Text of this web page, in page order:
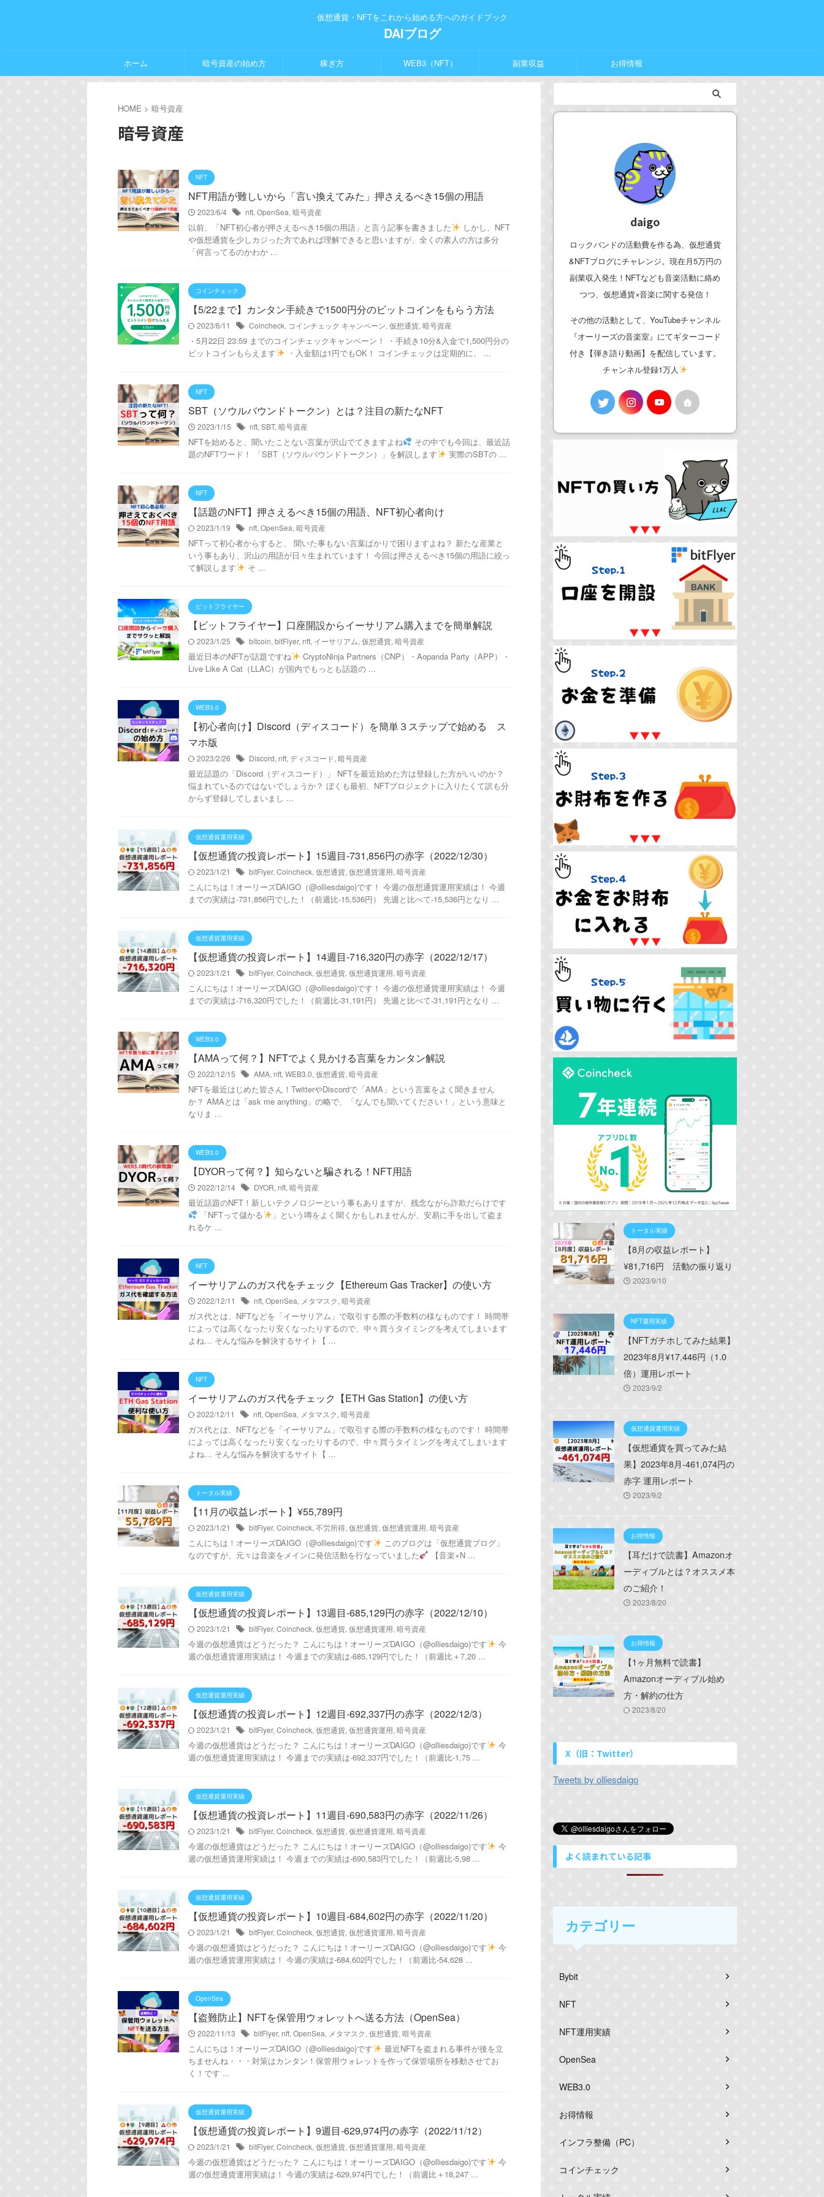
仮想通貨・NFTをこれから始める方へのガイドブック
DAIブログ
ホーム 暗号資産の始め方 稼ぎ方 WEB3（NFT） 副業収益 お得情報
HOME > 暗号資産
暗号資産
NFT
NFT用語が難しいから「言い換えてみた」押さえるべき15個の用語
2023/6/4 nft, OpenSea, 暗号資産
以前、「NFT初心者が押さえるべき15個の用語」と言う記事を書きました
しかし、NFT
や仮想通貨を少しカジった方であれば理解できると思いますが、全くの素人の方は多分
「何言ってるのかわか ...
コインチェック
【5/22まで】カンタン手続きで1500円分のビットコインをもらう方法
2023/6/11 Coincheck, コインチェック キャンペーン, 仮想通貨, 暗号資産
・5月22日 23:59 までのコインチェックキャンペーン！ ・手続き10分&入金で1,500円分の
ビットコインもらえます
・入金額は1円でもOK！ コインチェックは定期的に、 ...
NFT
SBT（ソウルバウンドトークン）とは？注目の新たなNFT
2023/1/15 nft, SBT, 暗号資産
NFTを始めると、聞いたことない言葉が沢山でてきますよね
その中でも今回は、最近話
題のNFTワード！ 「SBT（ソウルバウンドトークン）」を解説します
実際のSBTの ...
NFT
【話題のNFT】押さえるべき15個の用語、NFT初心者向け
2023/1/19 nft, OpenSea, 暗号資産
NFTって初心者からすると、 聞いた事もない言葉ばかりで困りますよね？ 新たな産業と
いう事もあり、沢山の用語が日々生まれています！ 今回は押さえるべき15個の用語に絞っ
て解説します
そ ...
ビットフライヤー
【ビットフライヤー】口座開設からイーサリアム購入までを簡単解説
2023/1/25 bitcoin, bitFlyer, nft, イーサリアム, 仮想通貨, 暗号資産
最近日本のNFTが話題ですね
CryptoNinja Partners（CNP）・Aopanda Party（APP）・
Live Like A Cat（LLAC）が国内でもっとも話題の ...
WEB3.0
【初心者向け】Discord（ディスコード）を簡単３ステップで始める ス
マホ版
2023/2/26 Discord, nft, ディスコード, 暗号資産
最近話題の「Discord（ディスコード）」 NFTを最近始めた方は登録した方がいいのか？
悩まれているのではないでしょうか？ ぼくも最初、NFTプロジェクトに入りたくて訳も分
からず登録してしまいまし ...
仮想通貨運用実績
【仮想通貨の投資レポート】15週目-731,856円の赤字（2022/12/30）
2023/1/21 bitFlyer, Coincheck, 仮想通貨, 仮想通貨運用, 暗号資産
こんにちは！オーリーズDAIGO（@olliesdaigo)です！ 今週の仮想通貨運用実績は！ 今週
までの実績は-731,856円でした！（前週比-15,536円） 先週と比べて-15,536円となり ...
仮想通貨運用実績
【仮想通貨の投資レポート】14週目-716,320円の赤字（2022/12/17）
2023/1/21 bitFlyer, Coincheck, 仮想通貨, 仮想通貨運用, 暗号資産
こんにちは！オーリーズDAIGO（@olliesdaigo)です！ 今週の仮想通貨運用実績は！ 今週
までの実績は-716,320円でした！（前週比-31,191円） 先週と比べて-31,191円となり ...
WEB3.0
【AMAって何？】NFTでよく見かける言葉をカンタン解説
2022/12/15 AMA, nft, WEB3.0, 仮想通貨, 暗号資産
NFTを最近はじめた皆さん！TwitterやDiscordで「AMA」という言葉をよく聞きません
か？ AMAとは「ask me anything」の略で、「なんでも聞いてください！」という意味と
なりま ...
WEB3.0
【DYORって何？】知らないと騙される！NFT用語
2022/12/14 DYOR, nft, 暗号資産
最近話題のNFT！新しいテクノロジーという事もありますが、残念ながら詐欺だらけです
「NFTって儲かる
」という噂をよく聞くかもしれませんが、安易に手を出して盗ま
れるケ ...
NFT
イーサリアムのガス代をチェック【Ethereum Gas Tracker】の使い方
2022/12/11 nft, OpenSea, メタマスク, 暗号資産
ガス代とは、NFTなどを「イーサリアム」で取引する際の手数料の様なものです！ 時間帯
によっては高くなったり安くなったりするので、中々買うタイミングを考えてしまいます
よね… そんな悩みを解決するサイト【 ...
NFT
イーサリアムのガス代をチェック【ETH Gas Station】の使い方
2022/12/11 nft, OpenSea, メタマスク, 暗号資産
ガス代とは、NFTなどを「イーサリアム」で取引する際の手数料の様なものです！ 時間帯
によっては高くなったり安くなったりするので、中々買うタイミングを考えてしまいます
よね… そんな悩みを解決するサイト【 ...
トータル実績
【11月の収益レポート】¥55,789円
2023/1/21 bitFlyer, Coincheck, 不労所得, 仮想通貨, 仮想通貨運用, 暗号資産
こんにちは！オーリーズDAIGO（@olliesdaigo)です
このブログは「仮想通貨ブログ」
なのですが、元々は音楽をメインに発信活動を行なっていました
【音楽×N ...
仮想通貨運用実績
【仮想通貨の投資レポート】13週目-685,129円の赤字（2022/12/10）
2023/1/21 bitFlyer, Coincheck, 仮想通貨, 仮想通貨運用, 暗号資産
今週の仮想通貨はどうだった？ こんにちは！オーリーズDAIGO（@olliesdaigo)です
今
週の仮想通貨運用実績は！ 今週までの実績は-685,129円でした！（前週比＋7,20 ...
仮想通貨運用実績
【仮想通貨の投資レポート】12週目-692,337円の赤字（2022/12/3）
2023/1/21 bitFlyer, Coincheck, 仮想通貨, 仮想通貨運用, 暗号資産
今週の仮想通貨はどうだった？ こんにちは！オーリーズDAIGO（@olliesdaigo)です
今
週の仮想通貨運用実績は！ 今週までの実績は-692,337円でした！（前週比-1,75 ...
仮想通貨運用実績
【仮想通貨の投資レポート】11週目-690,583円の赤字（2022/11/26）
2023/1/21 bitFlyer, Coincheck, 仮想通貨, 仮想通貨運用, 暗号資産
今週の仮想通貨はどうだった？ こんにちは！オーリーズDAIGO（@olliesdaigo)です
今
週の仮想通貨運用実績は！ 今週までの実績は-690,583円でした！（前週比-5,98 ...
仮想通貨運用実績
【仮想通貨の投資レポート】10週目-684,602円の赤字（2022/11/20）
2023/1/21 bitFlyer, Coincheck, 仮想通貨, 仮想通貨運用, 暗号資産
今週の仮想通貨はどうだった？ こんにちは！オーリーズDAIGO（@olliesdaigo)です
今
週の仮想通貨運用実績は！ 今週の実績は-684,602円でした！（前週比-54,628 ...
OpenSea
【盗難防止】NFTを保管用ウォレットへ送る方法（OpenSea）
2022/11/13 bitFlyer, nft, OpenSea, メタマスク, 仮想通貨, 暗号資産
こんにちは！オーリーズDAIGO（@olliesdaigo)です
最近NFTを盗まれる事件が後を立
ちませんね・・・対策はカンタン！保管用ウォレットを作って保管場所を移動させてお
く！です ...
仮想通貨運用実績
【仮想通貨の投資レポート】9週目-629,974円の赤字（2022/11/12）
2023/1/21 bitFlyer, Coincheck, 仮想通貨, 仮想通貨運用, 暗号資産
今週の仮想通貨はどうだった？ こんにちは！オーリーズDAIGO（@olliesdaigo)です
今
週の仮想通貨運用実績は！ 今週の実績は-629,974円でした！（前週比＋18,247 ...
daigo
ロックバンドの活動費を作る為、仮想通貨
&NFTブログにチャレンジ。現在月5万円の
副業収入発生！NFTなども音楽活動に絡め
つつ、仮想通貨×音楽に関する発信！
その他の活動として、YouTubeチャンネル
『オーリーズの音楽室』にてギターコード
付き【弾き語り動画】を配信しています。
チャンネル登録1万人
トータル実績
【8月の収益レポート】
¥81,716円 活動の振り返り
2023/9/10
NFT運用実績
【NFTガチホしてみた結果】
2023年8月¥17,446円（1.0
倍）運用レポート
2023/9/2
仮想通貨運用実績
【仮想通貨を買ってみた結
果】2023年8月-461,074円の
赤字 運用レポート
2023/9/2
お得情報
【耳だけで読書】Amazonオ
ーディブルとは？オススメ本
のご紹介！
2023/8/20
お得情報
【1ヶ月無料で読書】
Amazonオーディブル始め
方・解約の仕方
2023/8/20
X（旧：Twitter）
Tweets by olliesdaigo
よく読まれている記事
カテゴリー
Bybit
NFT
NFT運用実績
OpenSea
WEB3.0
お得情報
インフラ整備（PC）
コインチェック